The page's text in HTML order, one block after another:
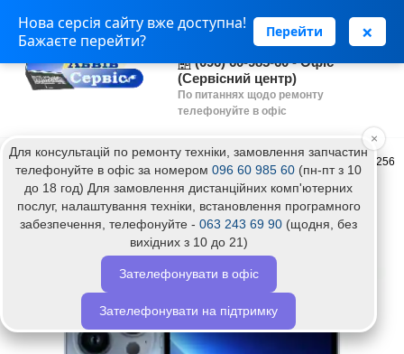
Нова серсія сайту вже доступна!
Бажаєте перейти?
Перейти ×
(063) 243 69 90 - Установка
(096) 60-985-60 - Офіс
(Сервісний центр)
По питаннях щодо ремонту
телефонуйте в офіс
Головна Apple Store Мобільний телефон Apple iPhone 13 Pro Max
Мобільний телефон Apple iPhone 13 Pro
Max 256GB Sierra Blue
Для консультацій по ремонту техніки, замовлення запчастин
телефонуйте в офіс за номером 096 60 985 60 (пн-пт з 10
до 18 год) Для замовлення дистанційних комп'ютерних
послуг, налаштування техніки, встановлення програмного
забезпечення, телефонуйте - 063 243 69 90 (щодня, без
вихідних з 10 до 21)
Зателефонувати в офіс
Зателефонувати на підтримку
×